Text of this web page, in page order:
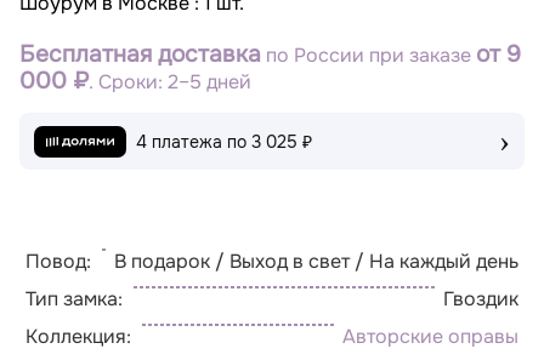
Бесплатная доставка по России при заказе от 9
000 ₽. Сроки: 2–5 дней
4 платежа по 3 025 ₽ ›
Повод:
В подарок / Выход в свет / На каждый день
Тип замка:
Гвоздик
Коллекция:
Авторские оправы